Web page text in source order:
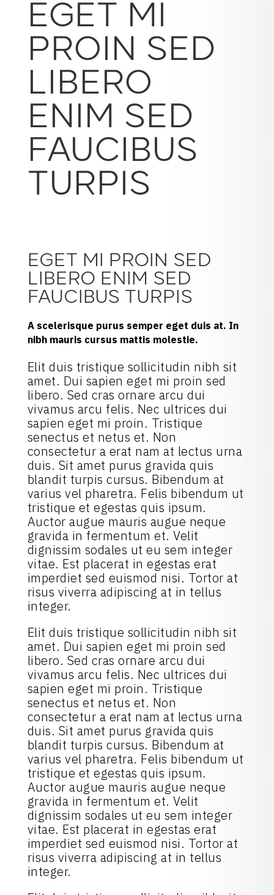
EGET MI
PROIN SED
LIBERO
ENIM SED
FAUCIBUS
TURPIS
EGET MI PROIN SED
LIBERO ENIM SED
FAUCIBUS TURPIS
A scelerisque purus semper eget duis at. In
nibh mauris cursus mattis molestie.
Elit duis tristique sollicitudin nibh sit
amet. Dui sapien eget mi proin sed
libero. Sed cras ornare arcu dui
vivamus arcu felis. Nec ultrices dui
sapien eget mi proin. Tristique
senectus et netus et. Non
consectetur a erat nam at lectus urna
duis. Sit amet purus gravida quis
blandit turpis cursus. Bibendum at
varius vel pharetra. Felis bibendum ut
tristique et egestas quis ipsum.
Auctor augue mauris augue neque
gravida in fermentum et. Velit
dignissim sodales ut eu sem integer
vitae. Est placerat in egestas erat
imperdiet sed euismod nisi. Tortor at
risus viverra adipiscing at in tellus
integer.
Elit duis tristique sollicitudin nibh sit
amet. Dui sapien eget mi proin sed
libero. Sed cras ornare arcu dui
vivamus arcu felis. Nec ultrices dui
sapien eget mi proin. Tristique
senectus et netus et. Non
consectetur a erat nam at lectus urna
duis. Sit amet purus gravida quis
blandit turpis cursus. Bibendum at
varius vel pharetra. Felis bibendum ut
tristique et egestas quis ipsum.
Auctor augue mauris augue neque
gravida in fermentum et. Velit
dignissim sodales ut eu sem integer
vitae. Est placerat in egestas erat
imperdiet sed euismod nisi. Tortor at
risus viverra adipiscing at in tellus
integer.